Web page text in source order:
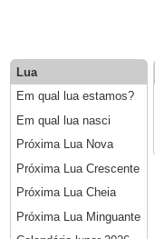
Lua
Em qual lua estamos?
Em qual lua nasci
Próxima Lua Nova
Próxima Lua Crescente
Próxima Lua Cheia
Próxima Lua Minguante